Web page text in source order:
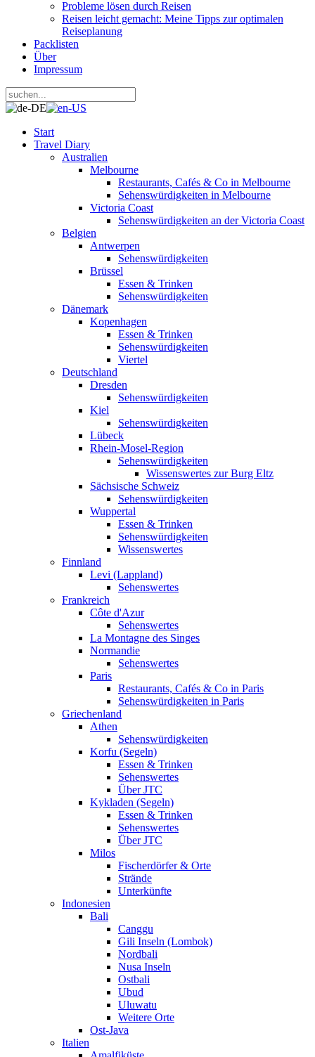
Probleme lösen durch Reisen
Reisen leicht gemacht: Meine Tipps zur optimalen
Reiseplanung
Packlisten
Über
Impressum
Start
Travel Diary
Australien
Melbourne
Restaurants, Cafés & Co in Melbourne
Sehenswürdigkeiten in Melbourne
Victoria Coast
Sehenswürdigkeiten an der Victoria Coast
Belgien
Antwerpen
Sehenswürdigkeiten
Brüssel
Essen & Trinken
Sehenswürdigkeiten
Dänemark
Kopenhagen
Essen & Trinken
Sehenswürdigkeiten
Viertel
Deutschland
Dresden
Sehenswürdigkeiten
Kiel
Sehenswürdigkeiten
Lübeck
Rhein-Mosel-Region
Sehenswürdigkeiten
Wissenswertes zur Burg Eltz
Sächsische Schweiz
Sehenswürdigkeiten
Wuppertal
Essen & Trinken
Sehenswürdigkeiten
Wissenswertes
Finnland
Levi (Lappland)
Sehenswertes
Frankreich
Côte d'Azur
Sehenswertes
La Montagne des Singes
Normandie
Sehenswertes
Paris
Restaurants, Cafés & Co in Paris
Sehenswürdigkeiten in Paris
Griechenland
Athen
Sehenswürdigkeiten
Korfu (Segeln)
Essen & Trinken
Sehenswertes
Über JTC
Kykladen (Segeln)
Essen & Trinken
Sehenswertes
Über JTC
Milos
Fischerdörfer & Orte
Strände
Unterkünfte
Indonesien
Bali
Canggu
Gili Inseln (Lombok)
Nordbali
Nusa Inseln
Ostbali
Ubud
Uluwatu
Weitere Orte
Ost-Java
Italien